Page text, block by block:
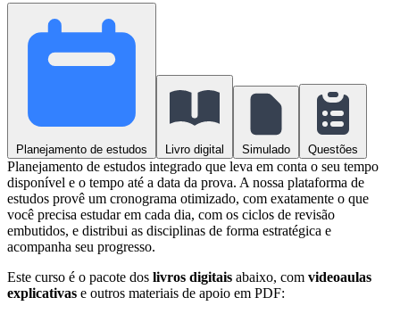
Planejamento de estudos Livro digital Simulado Questões
Planejamento de estudos integrado que leva em conta o seu tempo
disponível e o tempo até a data da prova. A nossa plataforma de
estudos provê um cronograma otimizado, com exatamente o que
você precisa estudar em cada dia, com os ciclos de revisão
embutidos, e distribui as disciplinas de forma estratégica e
acompanha seu progresso.
Este curso é o pacote dos livros digitais abaixo, com videoaulas
explicativas e outros materiais de apoio em PDF: